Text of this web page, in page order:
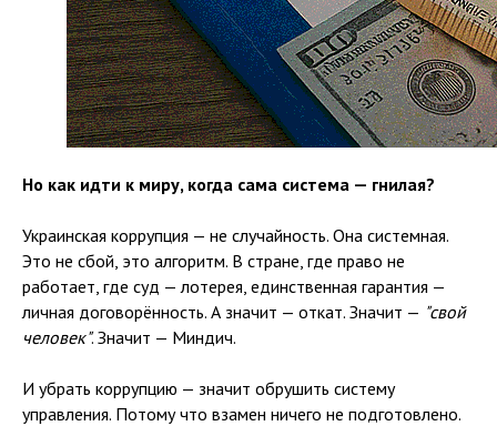
Но как идти к миру, когда сама система — гнилая?
Украинская коррупция — не случайность. Она системная.
Это не сбой, это алгоритм. В стране, где право не
работает, где суд — лотерея, единственная гарантия —
личная договорённость. А значит — откат. Значит — "свой
человек". Значит — Миндич.
И убрать коррупцию — значит обрушить систему
управления. Потому что взамен ничего не подготовлено.